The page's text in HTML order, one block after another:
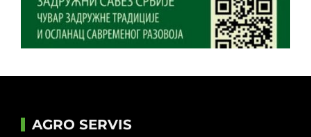
AGRO SERVIS